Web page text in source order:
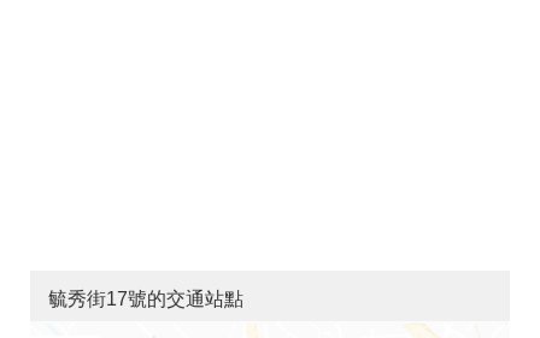
毓秀街17號的交通站點